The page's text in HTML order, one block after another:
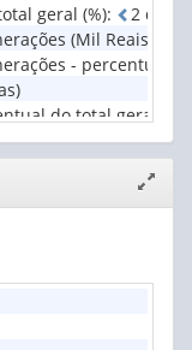
geral (%): 2 d
(Mil Reais)
- percentual
do total geral (%)
do total geral (%): 2
janela